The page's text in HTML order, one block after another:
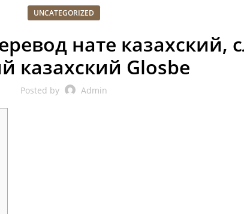
UNCATEGORIZED
нате казахский,
казахский Glosbe
Posted by Admin